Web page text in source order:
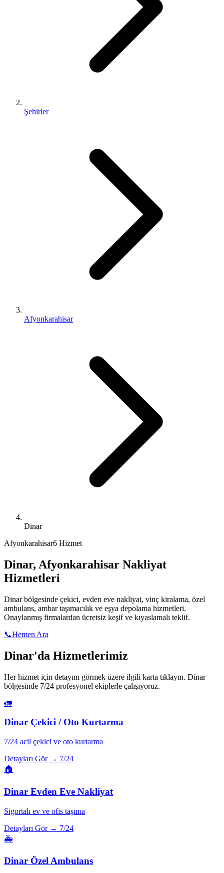
Şehirler
Afyonkarahisar
Dinar
Afyonkarahisar6 Hizmet
Dinar, Afyonkarahisar Nakliyat
Hizmetleri
Dinarbölgesinde çekici, evden eve nakliyat, vinç kiralama, özel
ambulans, ambar taşımacılık ve eşya depolama hizmetleri.
Onaylanmış firmalardan ücretsiz keşif ve kıyaslamalı teklif.
📞Hemen Ara
Dinar'da Hizmetlerimiz
Her hizmet için detayını görmek üzere ilgili karta tıklayın. Dinar
bölgesinde 7/24 profesyonel ekiplerle çalışıyoruz.
🚛
Dinar Çekici / Oto Kurtarma
7/24 acil çekici ve oto kurtarma
Detayları Gör → 7/24
🏠
Dinar Evden Eve Nakliyat
Sigortalı ev ve ofis taşıma
Detayları Gör → 7/24
🚑
Dinar Özel Ambulans